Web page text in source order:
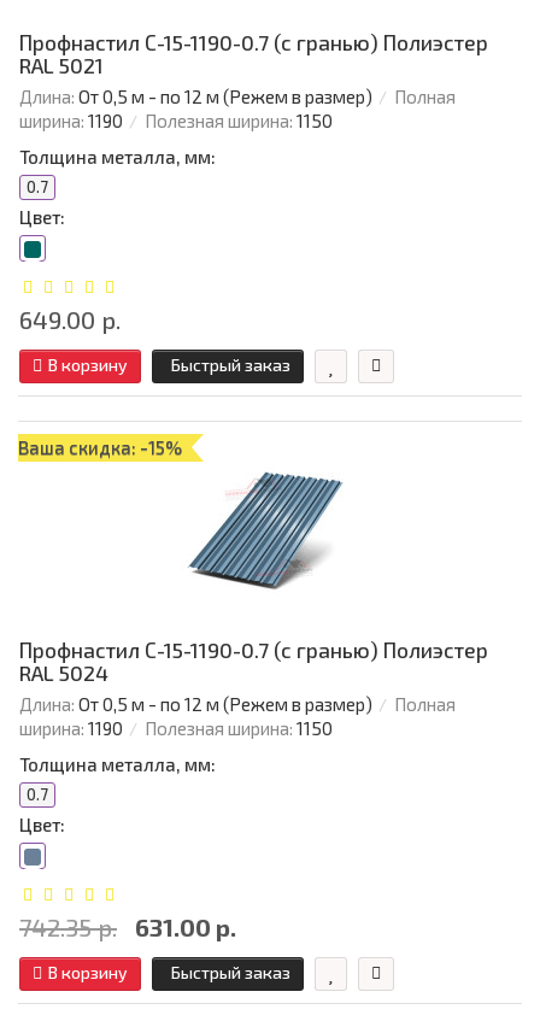
Профнастил С-15-1190-0.7 (с гранью) Полиэстер
RAL 5021
Длина: От 0,5 м - по 12 м (Режем в размер)
Полная
ширина: 1190 Полезная ширина: 1150
Толщина металла, мм:
0.7
Цвет:
649.00 р.
В корзину Быстрый заказ
Ваша скидка: -15%
Профнастил С-15-1190-0.7 (с гранью) Полиэстер
RAL 5024
Длина: От 0,5 м - по 12 м (Режем в размер)
Полная
ширина: 1190 Полезная ширина: 1150
Толщина металла, мм:
0.7
Цвет:
742.35 р. 631.00 р.
В корзину Быстрый заказ